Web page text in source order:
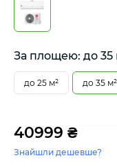
За площею: до 35
до 25 м² до 35 м²
40999 ₴
Знайшли дешевше?